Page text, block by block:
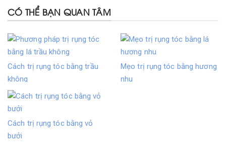
CÓ THỂ BẠN QUAN TÂM
Cách trị rụng tóc bằng trầu
không
Mẹo trị rụng tóc bằng hương
nhu
Cách trị rụng tóc bằng vỏ
bưởi